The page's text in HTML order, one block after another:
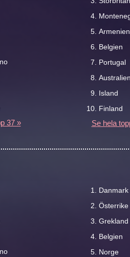
37 »
Armenien
Belgien
Portugal
Australien
Island
Finland
Se hela
Danmark
Österrike
Grekland
Belgien
Norge